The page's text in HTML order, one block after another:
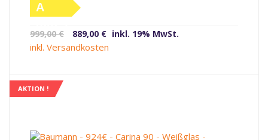
A
Label)
999,00€
Ursprünglicher
Preis
889,00 € Aktueller
inkl. 19% MwSt.
inkl. Versandkosten
AKTION !